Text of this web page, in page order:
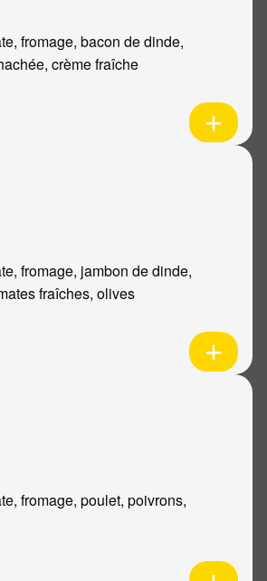
fromage, bacon de dinde,
crème fraîche
fromage, jambon de dinde,
fraîches, olives
fromage, poulet, poivrons,